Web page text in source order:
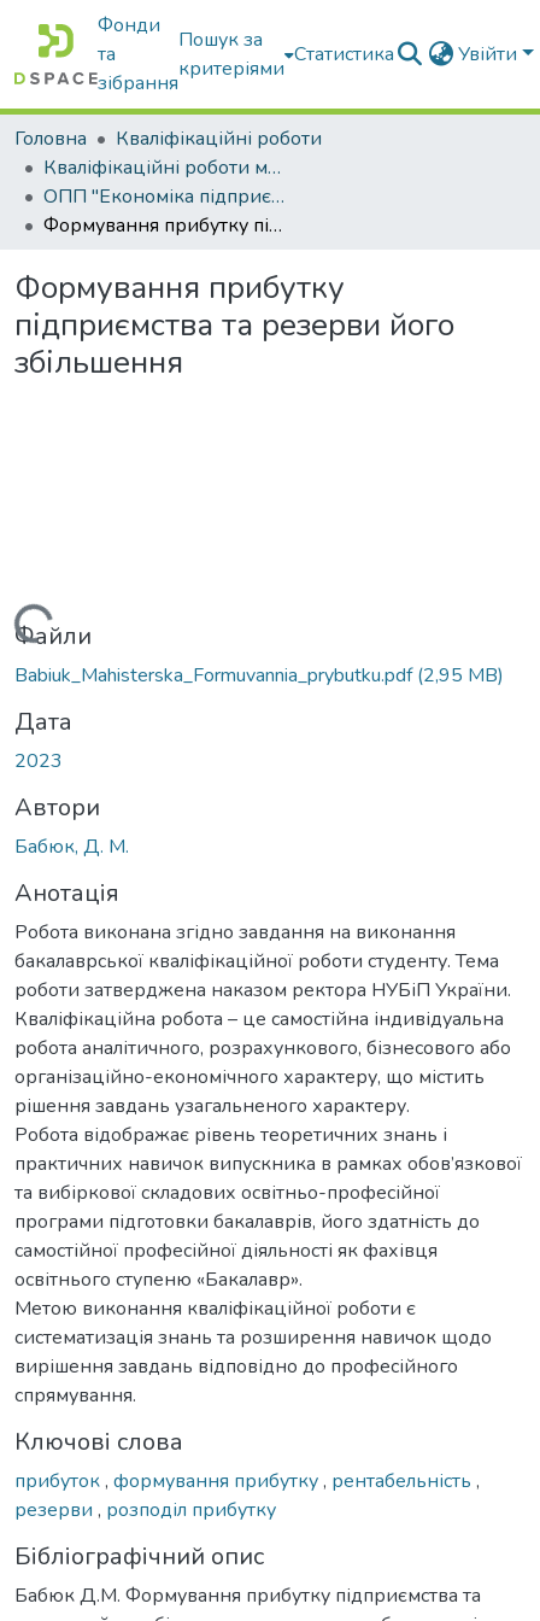
Фонди
та
зібрання
Пошук за
критеріями
Статистика Увійти
Головна
Кваліфікаційні роботи
Кваліфікаційні роботи магістрів
ОПП "Економіка підприємства"
Формування прибутку підприємства та резерви його збільшення
Формування прибутку
підприємства та резерви його
збільшення
Вантажиться...
Файли
Babiuk_Mahisterska_Formuvannia_prybutku.pdf(2,95 MB)
Дата
2023
Автори
Бабюк, Д. М.
Анотація
Робота виконана згідно завдання на виконання
бакалаврської кваліфікаційної роботи студенту. Тема
роботи затверджена наказом ректора НУБіП України.
Кваліфікаційна робота – це самостійна індивідуальна
робота аналітичного, розрахункового, бізнесового або
організаційно-економічного характеру, що містить
рішення завдань узагальненого характеру.
Робота відображає рівень теоретичних знань і
практичних навичок випускника в рамках обов’язкової
та вибіркової складових освітньо-професійної
програми підготовки бакалаврів, його здатність до
самостійної професійної діяльності як фахівця
освітнього ступеню «Бакалавр».
Метою виконання кваліфікаційної роботи є
систематизація знань та розширення навичок щодо
вирішення завдань відповідно до професійного
спрямування.
Ключові слова
прибуток, формування прибутку, рентабельність ,
резерви , розподіл прибутку
Бібліографічний опис
Бабюк Д.М. Формування прибутку підприємства та